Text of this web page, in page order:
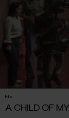
Film
A CHILD OF